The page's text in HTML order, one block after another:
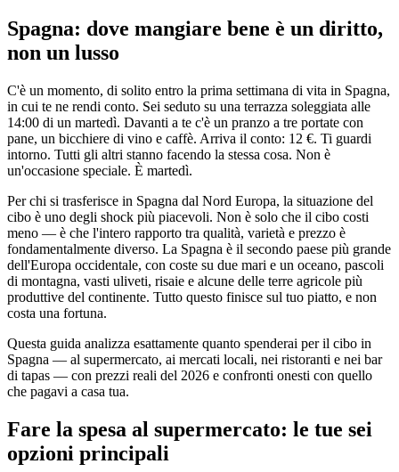
Spagna: dove mangiare bene è un diritto,
non un lusso
C'è un momento, di solito entro la prima settimana di vita in Spagna,
in cui te ne rendi conto. Sei seduto su una terrazza soleggiata alle
14:00 di un martedì. Davanti a te c'è un pranzo a tre portate con
pane, un bicchiere di vino e caffè. Arriva il conto: 12 €. Ti guardi
intorno. Tutti gli altri stanno facendo la stessa cosa. Non è
un'occasione speciale. È martedì.
Per chi si trasferisce in Spagna dal Nord Europa, la situazione del
cibo è uno degli shock più piacevoli. Non è solo che il cibo costi
meno — è che l'intero rapporto tra qualità, varietà e prezzo è
fondamentalmente diverso. La Spagna è il secondo paese più grande
dell'Europa occidentale, con coste su due mari e un oceano, pascoli
di montagna, vasti uliveti, risaie e alcune delle terre agricole più
produttive del continente. Tutto questo finisce sul tuo piatto, e non
costa una fortuna.
Questa guida analizza esattamente quanto spenderai per il cibo in
Spagna — al supermercato, ai mercati locali, nei ristoranti e nei bar
di tapas — con prezzi reali del 2026 e confronti onesti con quello
che pagavi a casa tua.
Fare la spesa al supermercato: le tue sei
opzioni principali